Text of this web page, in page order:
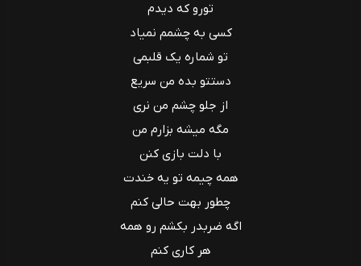
تورو که دیدم
کسی به چشمم نمیاد
تو شماره یک قلبمی
دستتو بده من سریع
از جلو چشم من نری
مگه میشه بزارم من
با دلت بازی کنن
همه چیمه تو یه خندت
چطور بهت حالی کنم
اگه ضربدر بکشم رو همه
هر کاری کنم